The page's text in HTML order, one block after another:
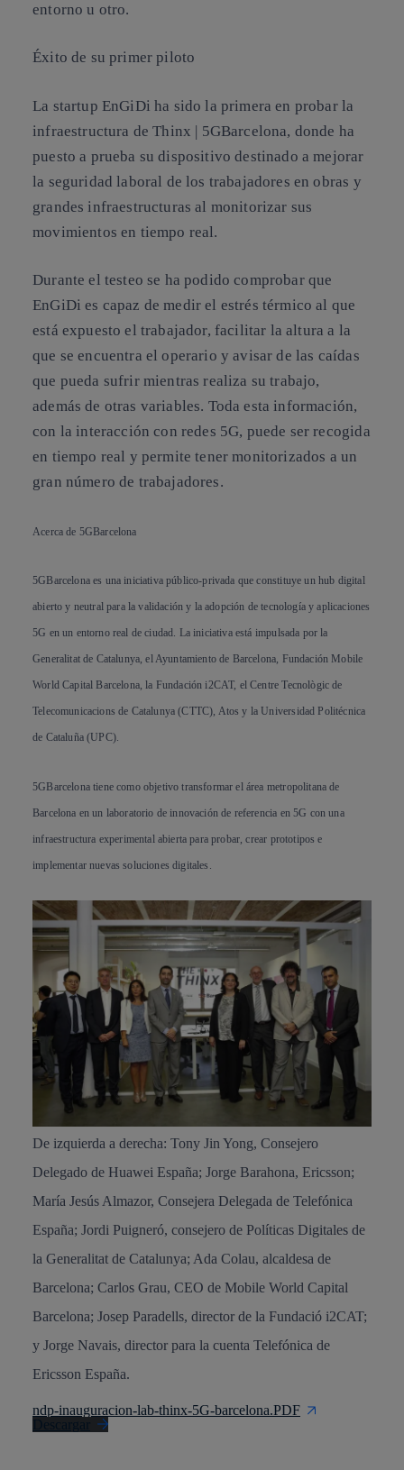
entorno u otro.
Éxito de su primer piloto
La startup EnGiDi ha sido la primera en probar la
infraestructura de Thinx | 5GBarcelona, donde ha
puesto a prueba su dispositivo destinado a mejorar
la seguridad laboral de los trabajadores en obras y
grandes infraestructuras al monitorizar sus
movimientos en tiempo real.
Durante el testeo se ha podido comprobar que
EnGiDi es capaz de medir el estrés térmico al que
está expuesto el trabajador, facilitar la altura a la
que se encuentra el operario y avisar de las caídas
que pueda sufrir mientras realiza su trabajo,
además de otras variables. Toda esta información,
con la interacción con redes 5G, puede ser recogida
en tiempo real y permite tener monitorizados a un
gran número de trabajadores.
Acerca de 5GBarcelona
5GBarcelona es una iniciativa público-privada que constituye un hub digital
abierto y neutral para la validación y la adopción de tecnología y aplicaciones
5G en un entorno real de ciudad. La iniciativa está impulsada por la
Generalitat de Catalunya, el Ayuntamiento de Barcelona, Fundación Mobile
World Capital Barcelona, la Fundación i2CAT, el Centre Tecnològic de
Telecomunicacions de Catalunya (CTTC), Atos y la Universidad Politécnica
de Cataluña (UPC).
5GBarcelona tiene como objetivo transformar el área metropolitana de
Barcelona en un laboratorio de innovación de referencia en 5G con una
infraestructura experimental abierta para probar, crear prototipos e
implementar nuevas soluciones digitales.
De izquierda a derecha: Tony Jin Yong, Consejero
Delegado de Huawei España; Jorge Barahona, Ericsson;
María Jesús Almazor, Consejera Delegada de Telefónica
España; Jordi Puigneró, consejero de Políticas Digitales de
la Generalitat de Catalunya; Ada Colau, alcaldesa de
Barcelona; Carlos Grau, CEO de Mobile World Capital
Barcelona; Josep Paradells, director de la Fundació i2CAT;
y Jorge Navais, director para la cuenta Telefónica de
Ericsson España.
ndp-inauguracion-lab-thinx-5G-barcelona.PDF
Descargar